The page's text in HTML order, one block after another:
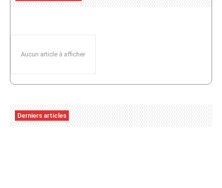
Aucun article à afficher
Derniers articles